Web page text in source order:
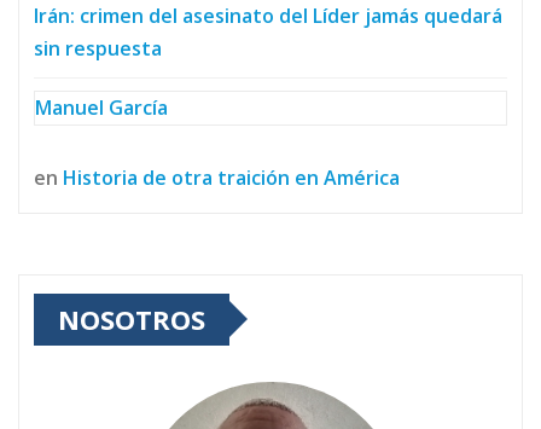
Irán: crimen del asesinato del Líder jamás quedará
sin respuesta
Manuel García
en Historia de otra traición en América
NOSOTROS